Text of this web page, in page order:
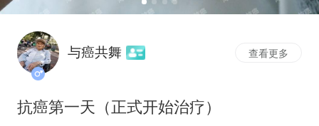
与癌共舞 查看更多
抗癌第一天（正式开始治疗）